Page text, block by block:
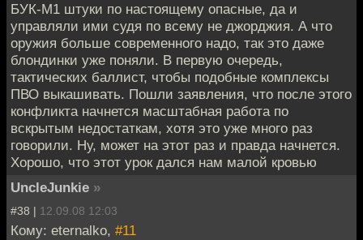
БУК-М1 штуки по настоящему опасные, да и
управляли ими судя по всему не джорджия. А что
оружия больше современного надо, так это даже
блондинки уже поняли. В первую очередь,
тактических баллист, чтобы подобные комплексы
ПВО выкашивать. Пошли заявления, что после этого
конфликта начнется масштабная работа по
вскрытым недостаткам, хотя это уже много раз
говорили. Ну, может на этот раз и правда начнется.
Хорошо, что этот урок дался нам малой кровью
UncleJunkie »
#38 | 12.09.08 12:03
Кому: eternalko, #11